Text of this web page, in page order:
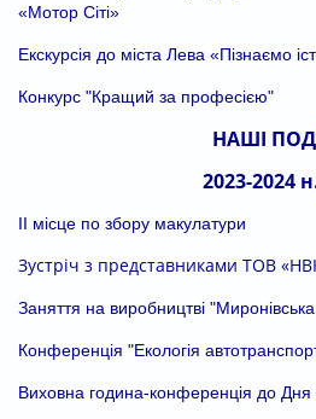
«Мотор Сіті»
Екскурсія до міста Лева «Пізнаємо
Конкурс "Кращий за професією"
НАШІ
2023-2024
ІІ місце по збору макулатури
Зустріч з представниками ТОВ
Заняття на виробництві
Конференція "Екологія
Виховна година-конференція до